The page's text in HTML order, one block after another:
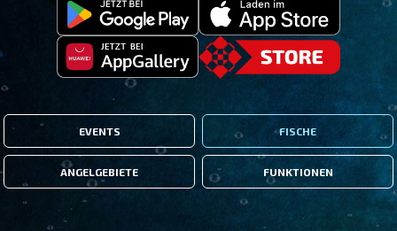
EVENTS FISCHE
ANGELGEBIETE FUNKTIONEN